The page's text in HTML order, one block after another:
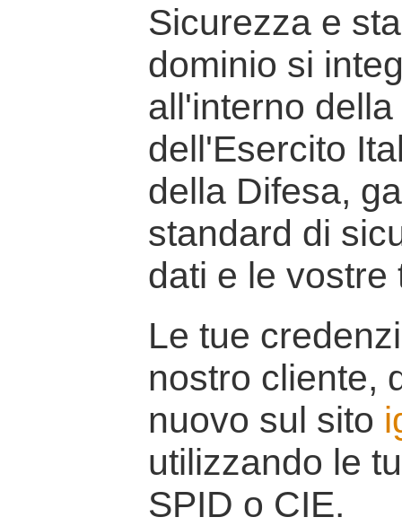
Sicurezza e
dominio si
all'interno
dell'Esercito
della Difesa,
standard di
dati e le vostre
Le tue
nostro cliente,
nuovo sul sito
utilizzando le
SPID o CIE.